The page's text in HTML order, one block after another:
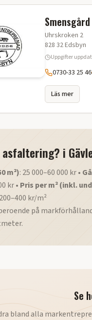
Uhrskroken 2
828 32Edsbyn
Uppgifter
0730-33 25 46
Läs mer
i
m²): 25 000–60 000 kr •
kr • Pris per m² (inkl.
kr/m²
på
Se
bland alla